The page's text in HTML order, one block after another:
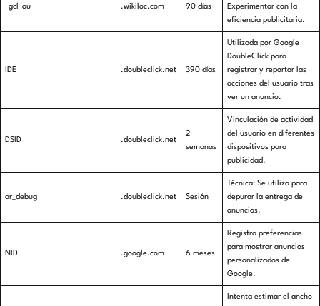
_gcl_au .wikiloc.com 90 días
Experimentar con la
eficiencia publicitaria.
IDE .doubleclick.net 390 días
Utilizada por Google
DoubleClick para
registrar y reportar las
acciones del usuario tras
ver un anuncio.
DSID .doubleclick.net
2
semanas
Vinculación de actividad
del usuario en diferentes
dispositivos para
publicidad.
ar_debug .doubleclick.net Sesión
Técnica: Se utiliza para
depurar la entrega de
anuncios.
NID .google.com 6 meses
Registra preferencias
para mostrar anuncios
personalizados de
Google.
Intenta estimar el ancho